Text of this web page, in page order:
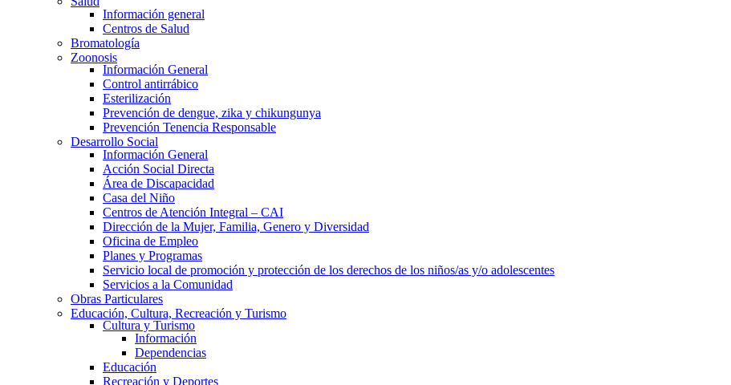
Información general
Centros de Salud
Bromatología
Zoonosis
Información General
Control antirrábico
Esterilización
Prevención de dengue, zika y chikungunya
Prevención Tenencia Responsable
Desarrollo Social
Información General
Acción Social Directa
Área de Discapacidad
Casa del Niño
Centros de Atención Integral – CAI
Dirección de la Mujer, Familia, Genero y Diversidad
Oficina de Empleo
Planes y Programas
Servicio local de promoción y protección de los derechos de los niños/as y/o adolescentes
Servicios a la Comunidad
Obras Particulares
Educación, Cultura, Recreación y Turismo
Cultura y Turismo
Información
Dependencias
Educación
Recreación y Deportes